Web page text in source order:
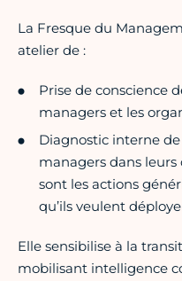
La Fresque du
atelier de :
Prise de conscience
managers et les
Diagnostic interne
managers dans
sont les actions
qu’ils veulent
Elle sensibilise à la
mobilisant intelligence